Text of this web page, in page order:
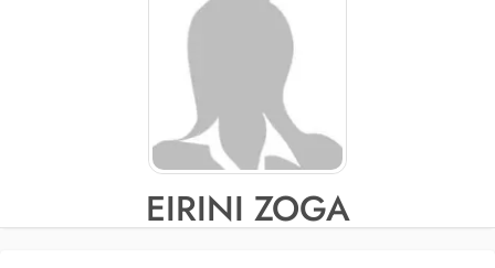
EIRINI ZOGA